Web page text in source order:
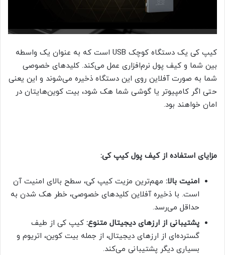
کیپ کی یک دستگاه کوچک USB است که به عنوان یک واسطه
بین شما و کیف پول نرم‌افزاری عمل می‌کند. کلیدهای خصوصی
شما به صورت آفلاین روی این دستگاه ذخیره می‌شوند و این یعنی
حتی اگر کامپیوتر یا گوشی شما هک شود، بیت کوین‌هایتان در
امان خواهند بود.
مزایای استفاده از کیف پول کیپ کی:
امنیت بالا: مهم‌ترین مزیت کیپ کی، سطح بالای امنیت آن
است. با ذخیره آفلاین کلیدهای خصوصی، خطر هک شدن به
حداقل می‌رسد.
پشتیبانی از ارزهای دیجیتال متنوع: کیپ کی از طیف
گسترده‌ای از ارزهای دیجیتال، از جمله بیت کوین، اتریوم و
بسیاری دیگر پشتیبانی می‌کند.